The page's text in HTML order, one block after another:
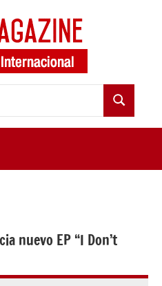
Buscar
nuevo EP “I Don’t